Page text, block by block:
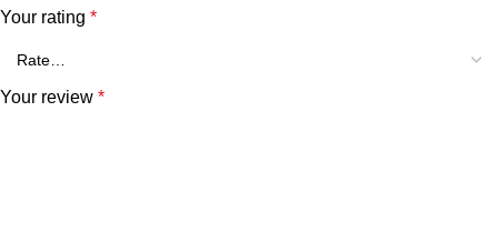
Your rating *
Your review *